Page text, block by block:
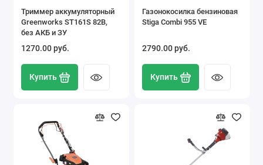
Триммер аккумуляторный
Greenworks ST161S 82В,
без АКБ и ЗУ
1270.00 pуб.
Купить
Газонокосилка бензиновая
Stiga Combi 955 VE
2790.00 pуб.
Купить